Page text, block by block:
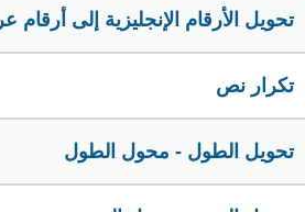
تحويل الأرقام الإنجليزية إلى أرقام
تكرار نص
تحويل الطول - محول الطول